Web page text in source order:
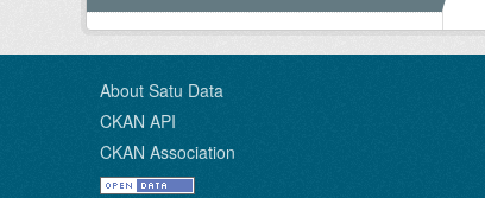
About Satu Data
CKAN API
CKAN Association